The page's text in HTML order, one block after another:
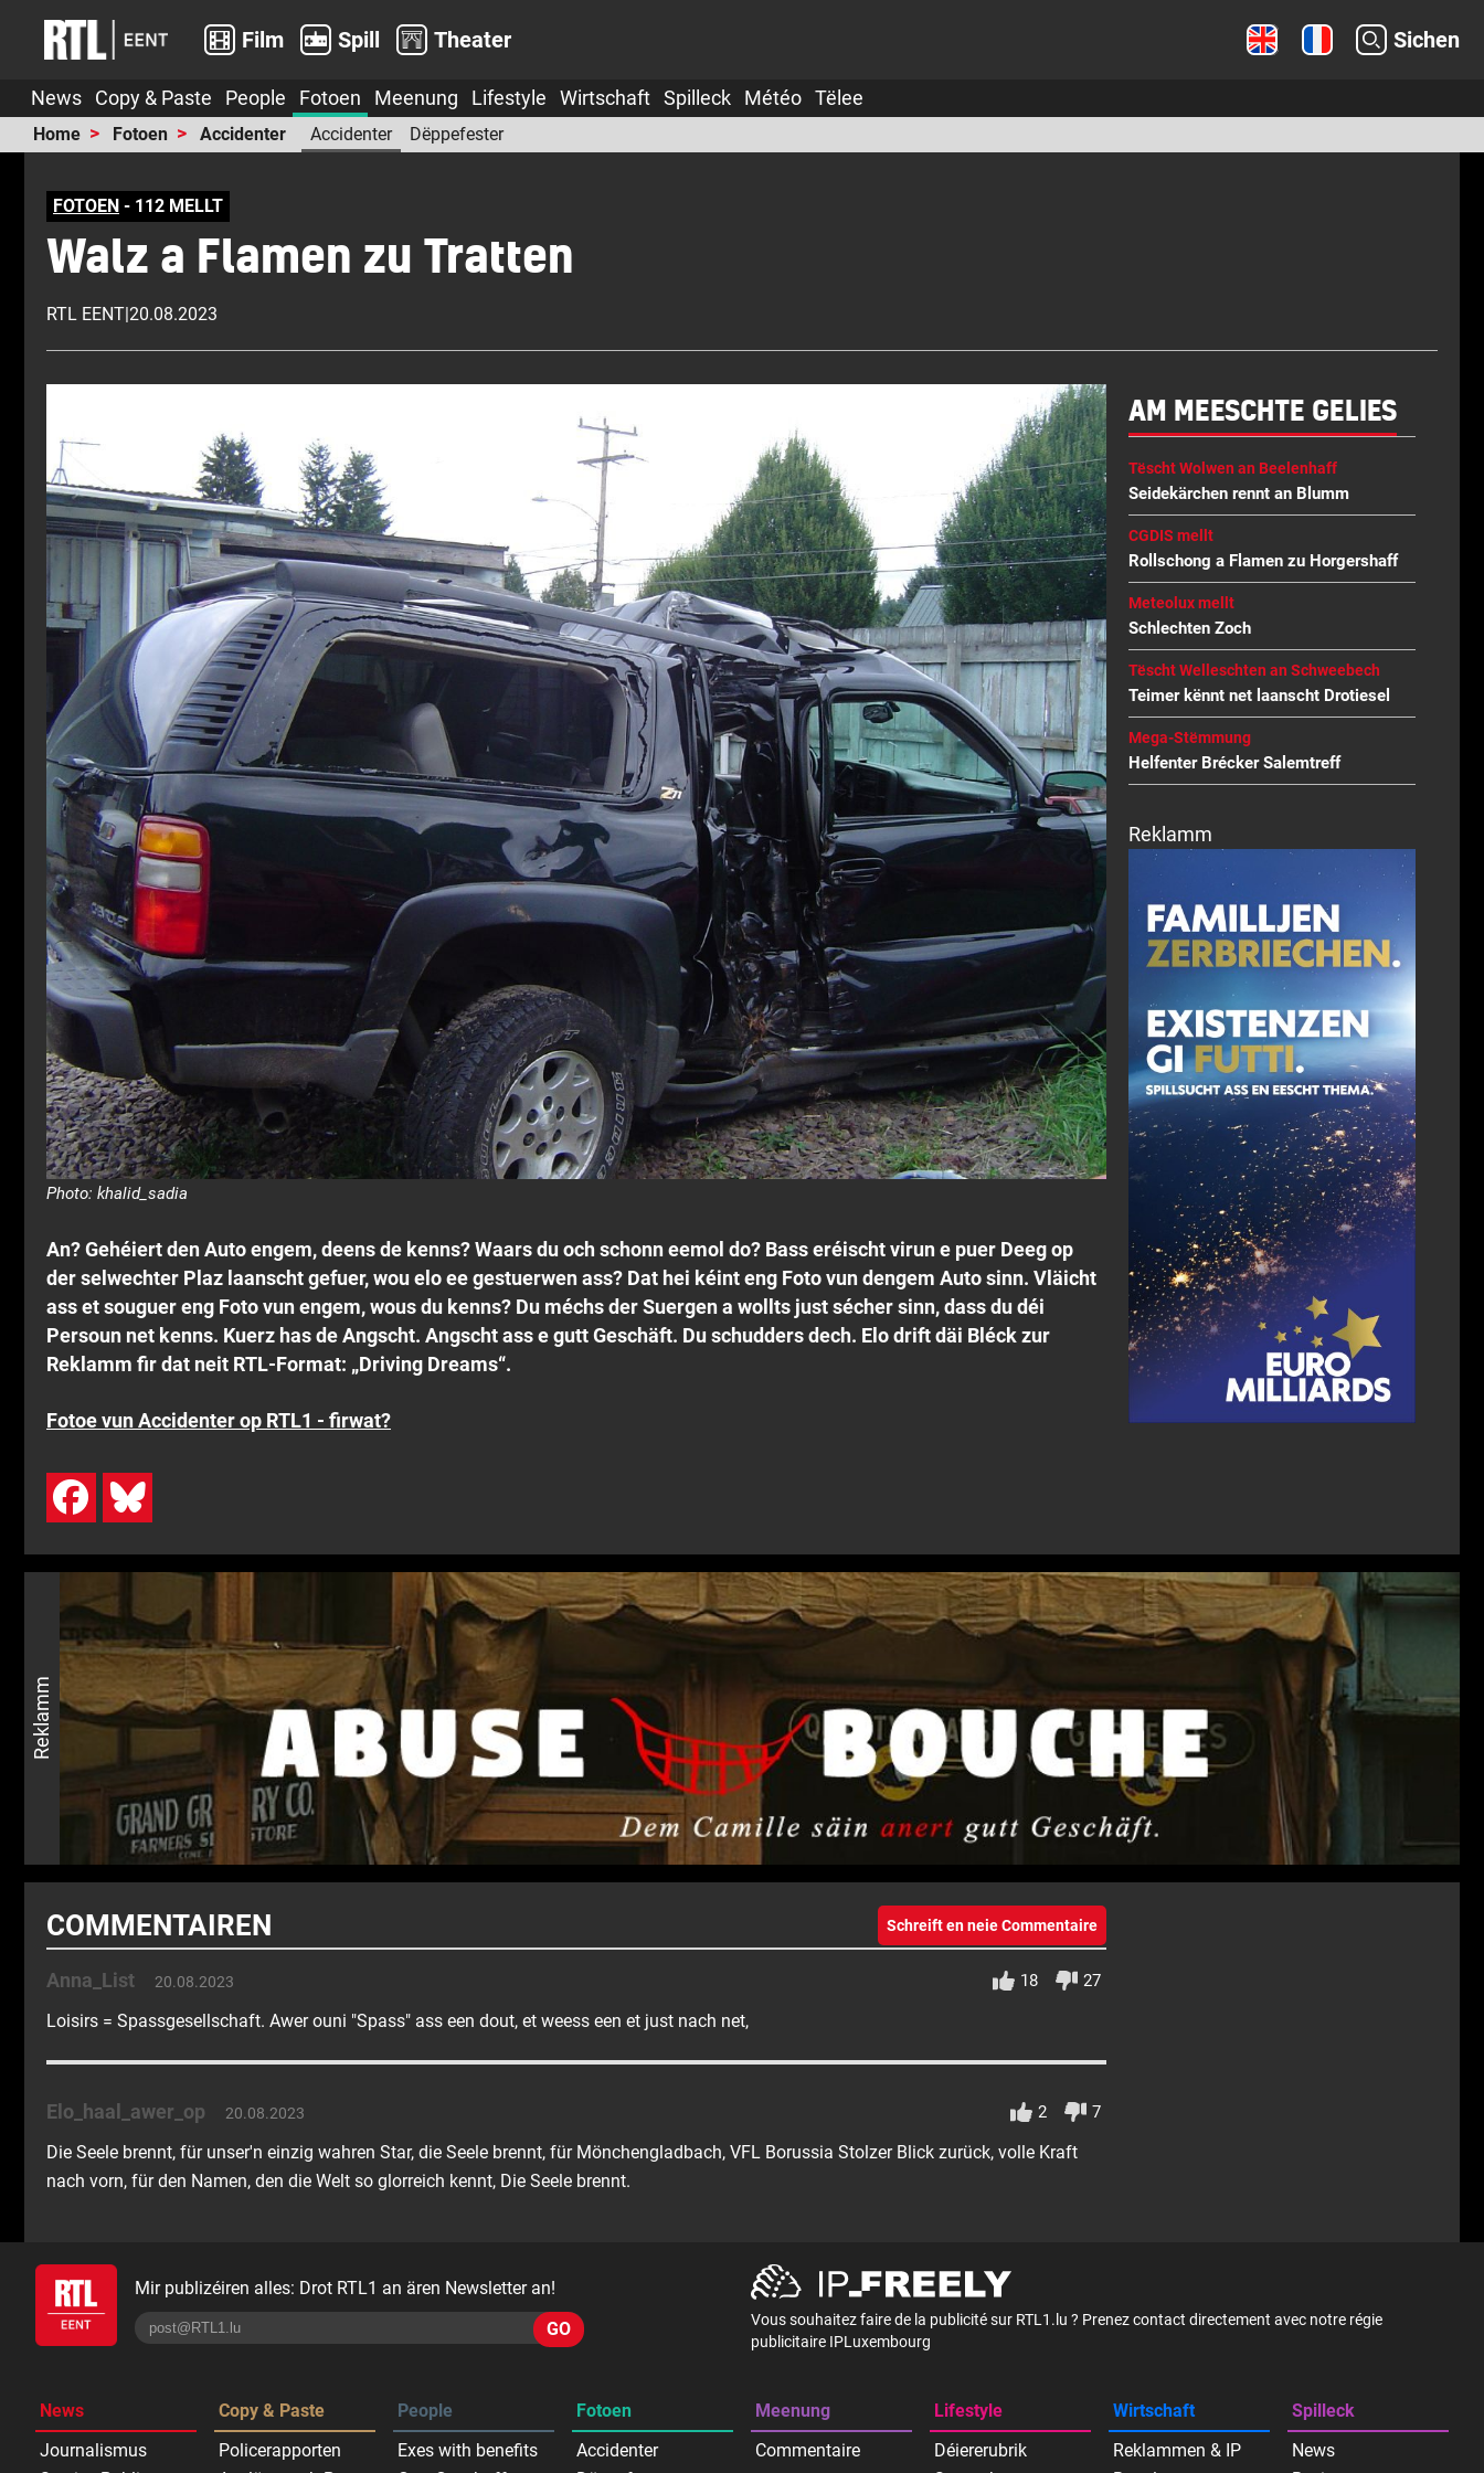
Film Spill Theater Sichen
News Copy & Paste People Fotoen Meenung Lifestyle Wirtschaft Spilleck Météo Tëlee
Home Fotoen Accidenter Accidenter Dëppefester
FOTOEN - 112 MELLT
Walz a Flamen zu Tratten
RTL EENT|20.08.2023
Photo: khalid_sadia
An? Gehéiert den Auto engem, deens de kenns? Waars du och schonn eemol do? Bass eréischt virun e puer Deeg op
der selwechter Plaz laanscht gefuer, wou elo ee gestuerwen ass? Dat hei kéint eng Foto vun dengem Auto sinn. Vläicht
ass et souguer eng Foto vun engem, wous du kenns? Du méchs der Suergen a wollts just sécher sinn, dass du déi
Persoun net kenns. Kuerz has de Angscht. Angscht ass e gutt Geschäft. Du schudders dech. Elo drift däi Bléck zur
Reklamm fir dat neit RTL-Format: „Driving Dreams“.
Fotoe vun Accidenter op RTL1 - firwat?
AM MEESCHTE GELIES
Tëscht Wolwen an Beelenhaff
Seidekärchen rennt an Blumm
CGDIS mellt
Rollschong a Flamen zu Horgershaff
Meteolux mellt
Schlechten Zoch
Tëscht Welleschten an Schweebech
Teimer kënnt net laanscht Drotiesel
Mega-Stëmmung
Helfenter Brécker Salemtreff
Reklamm
Reklamm
COMMENTAIREN Schreift en neie Commentaire
Anna_List 20.08.2023 18 27
Loisirs = Spassgesellschaft. Awer ouni "Spass" ass een dout, et weess een et just nach net,
Elo_haal_awer_op 20.08.2023 2 7
Die Seele brennt, für unser'n einzig wahren Star, die Seele brennt, für Mönchengladbach, VFL Borussia Stolzer Blick zurück, volle Kraft
nach vorn, für den Namen, den die Welt so glorreich kennt, Die Seele brennt.
Mir publizéiren alles: Drot RTL1 an ären Newsletter an!
GO
Vous souhaitez faire de la publicité sur RTL1.lu ? Prenez contact directement avec notre régie
publicitaire IPLuxembourg
News
Journalismus
Copy & Paste
Policerapporten
People
Exes with benefits
Fotoen
Accidenter
Meenung
Commentaire
Lifestyle
Déiererubrik
Wirtschaft
Reklammen & IP
Spilleck
News